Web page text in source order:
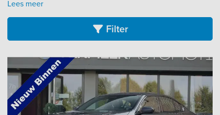
Lees meer
Filter